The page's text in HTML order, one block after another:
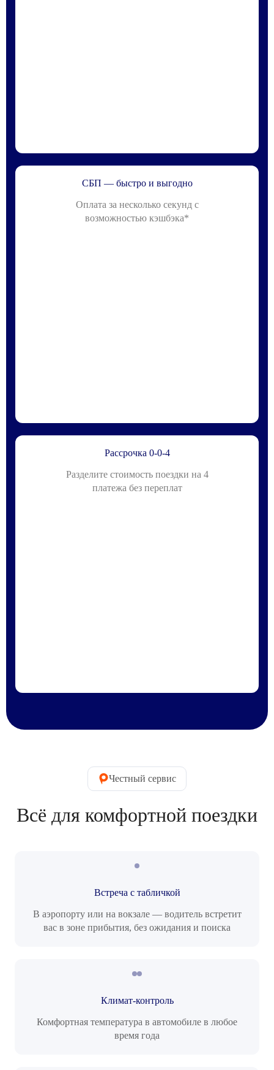
СБП — быстро и выгодно
Оплата за несколько секунд с
возможностью кэшбэка*
Рассрочка 0-0-4
Разделите стоимость поездки на 4
платежа без переплат
Честный сервис
Всё для комфортной поездки
Встреча с табличкой
В аэропорту или на вокзале — водитель встретит
вас в зоне прибытия, без ожидания и поиска
Климат-контроль
Комфортная температура в автомобиле в любое
время года